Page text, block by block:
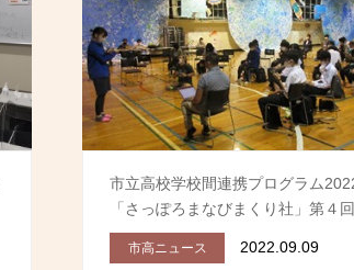
市立高校学校間連携プログラム
「さっぽろまなびまくり社」第４
市高ニュース 2022.09.09